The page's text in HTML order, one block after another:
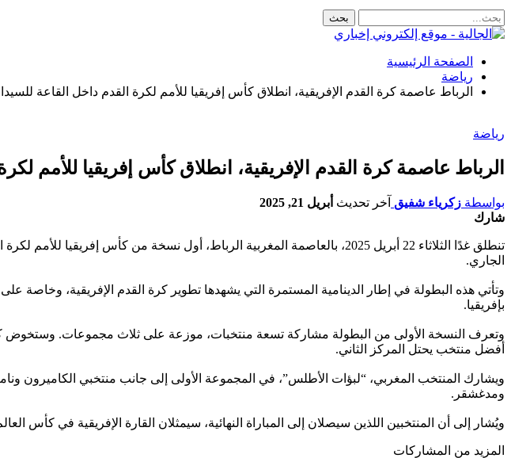
الصفحة الرئيسية
رياضة
الرباط عاصمة كرة القدم الإفريقية، انطلاق كأس إفريقيا للأمم لكرة القدم داخل القاعة
رياضة
الرباط عاصمة كرة القدم الإفريقية، انطلاق كأس إفريقيا للأمم
بواسطة زكرياء شفيق آخر تحديث أبريل 21, 2025
شارك
الجاري.
وتأتي هذه البطولة في إطار الدينامية المستمرة التي يشهدها تطوير كرة القدم الإفريقية،
بإفريقيا.
وتعرف النسخة الأولى من البطولة مشاركة تسعة منتخبات، موزعة على ثلاث مجموعات. وستخوض
أفضل منتخب يحتل المركز الثاني.
ويشارك المنتخب المغربي، “لبؤات الأطلس”، في المجموعة الأولى إلى جانب منتخبي الكاميرون
ومدغشقر.
ويُشار إلى أن المنتخبين اللذين سيصلان إلى المباراة النهائية، سيمثلان القارة الإفريقية في كأس العالم لكرة القدم داخل
المزيد من المشاركات